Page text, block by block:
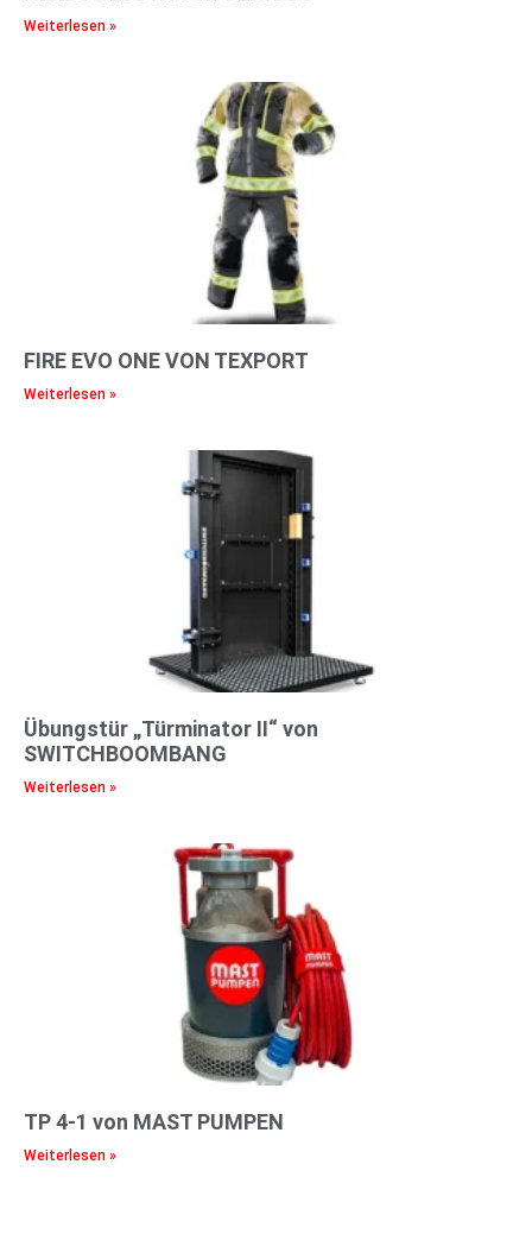
Weiterlesen »
FIRE EVO ONE VON TEXPORT
Weiterlesen »
Übungstür „Türminator II“ von
SWITCHBOOMBANG
Weiterlesen »
TP 4-1 von MAST PUMPEN
Weiterlesen »